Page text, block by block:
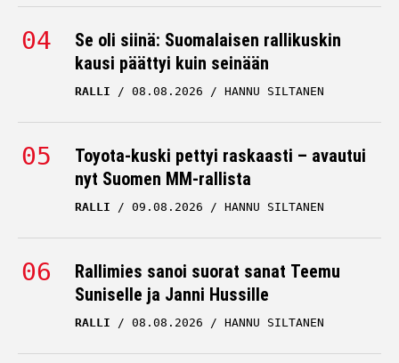
Se oli siinä: Suomalaisen rallikuskin
kausi päättyi kuin seinään
RALLI 08.08.2026 HANNU SILTANEN
Toyota-kuski pettyi raskaasti – avautui
nyt Suomen MM-rallista
RALLI 09.08.2026 HANNU SILTANEN
Rallimies sanoi suorat sanat Teemu
Suniselle ja Janni Hussille
RALLI 08.08.2026 HANNU SILTANEN